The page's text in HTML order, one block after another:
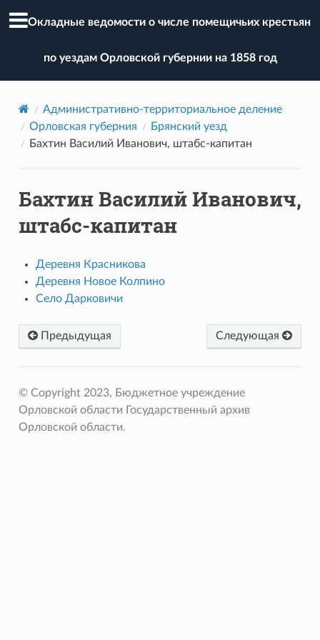
Окладные ведомости о числе помещичьих крестьян
по уездам Орловской губернии на 1858 год
Административно-территориальное деление
Орловская губерния
Брянский уезд
Бахтин Василий Иванович, штабс-капитан
Бахтин Василий Иванович,
штабс-капитан
Деревня Красникова
Деревня Новое Колпино
Село Дарковичи
Предыдущая Следующая
© Copyright 2023, Бюджетное учреждение
Орловской области Государственный архив
Орловской области.